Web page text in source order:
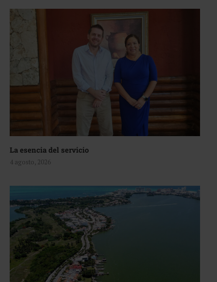
La esencia del servicio
4 agosto, 2026